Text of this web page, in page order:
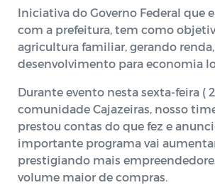
Iniciativa do Governo Federal que
com a prefeitura, tem como
agricultura familiar, gerando
desenvolvimento para economia
Durante evento nesta sexta-feira (
comunidade Cajazeiras, nosso
prestou contas do que fez e
importante programa vai
prestigiando mais
volume maior de compras.